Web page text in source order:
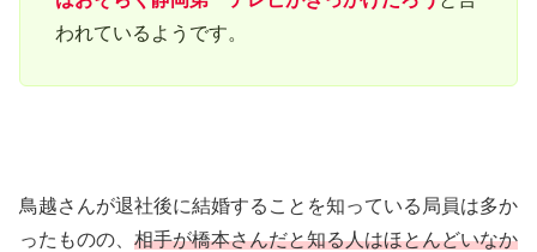
われているようです。
鳥越さんが退社後に結婚することを知っている局員は多か
ったものの、 相手が橋本さんだと知る人はほとんどいなか